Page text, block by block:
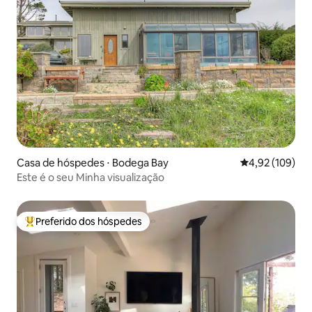
Casa de hóspedes ⋅ Bodega Bay 4,92 de uma
4,92 (109)
Este é o seu Minha visualização
Entre os melhores preferidos dos hóspedes
Preferido dos hóspedes